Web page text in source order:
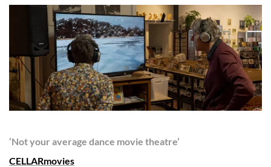
‘Not your average dance movie theatre’
CELLARmovies